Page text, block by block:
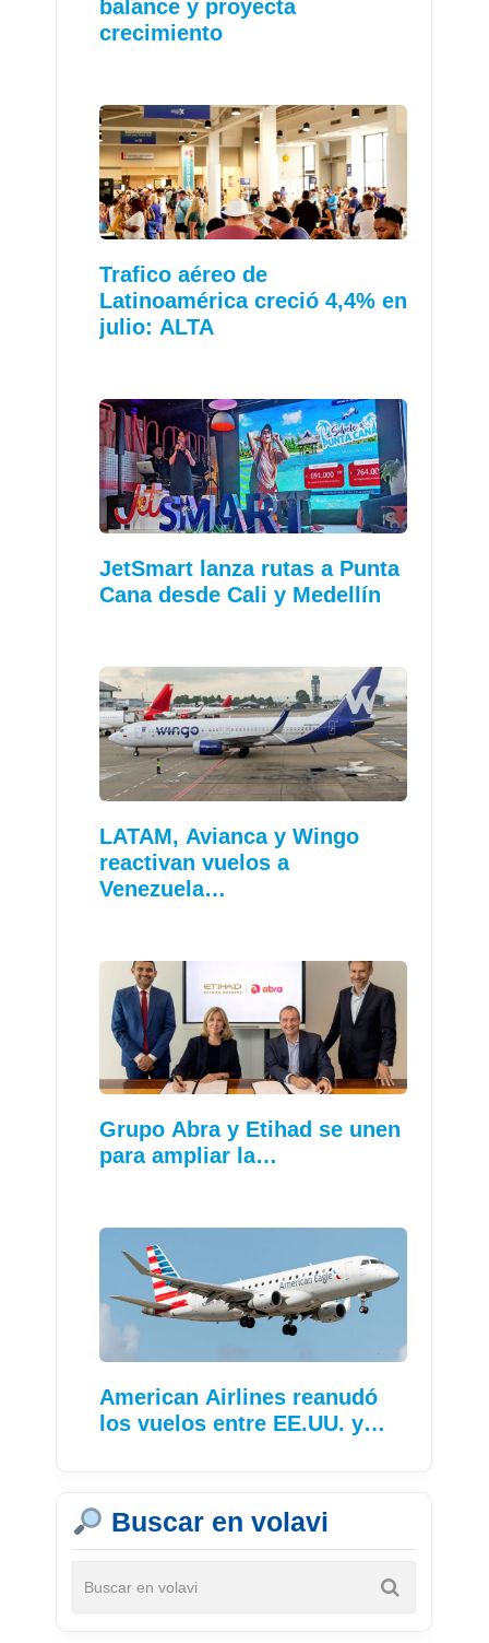
balance y proyecta
crecimiento
Trafico aéreo de
Latinoamérica creció 4,4% en
julio: ALTA
JetSmart lanza rutas a Punta
Cana desde Cali y Medellín
LATAM, Avianca y Wingo
reactivan vuelos a
Venezuela…
Grupo Abra y Etihad se unen
para ampliar la…
American Airlines reanudó
los vuelos entre EE.UU. y…
Buscar en volavi